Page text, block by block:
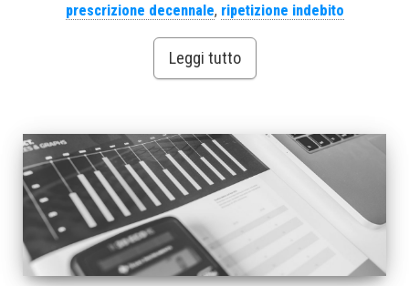
prescrizione decennale, ripetizione indebito
Leggi tutto